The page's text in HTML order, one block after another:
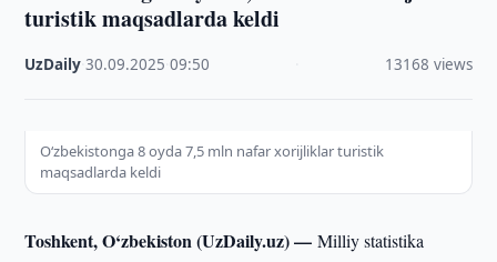
turistik maqsadlarda keldi
UzDaily ·30.09.2025 ·09:50 13168 views
O‘zbekistonga 8 oyda 7,5 mln nafar xorijliklar turistik
maqsadlarda keldi
Toshkent, O‘zbekiston (UzDaily.uz) —Milliy statistika